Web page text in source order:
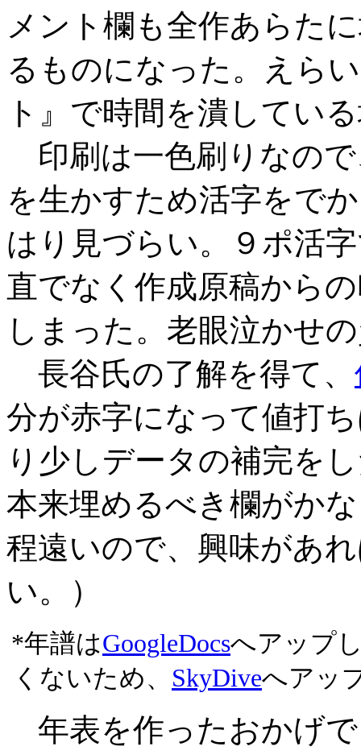
メント欄も全作あらた
るものになった。えら
ト』で時間を潰してい
印刷は一色刷りなの
を生かすため活字をで
はり見づらい。９ポ活
直でなく作成原稿から
しまった。老眼泣かせ
長谷氏の了解を得て、
分が赤字になって値打
り少しデータの補完を
本来埋めるべき欄がか
程遠いので、興味があ
い。）
*年譜はGoogleDocsへアップ
くないため、 SkyDiveへアッ
年表を作ったおかげ